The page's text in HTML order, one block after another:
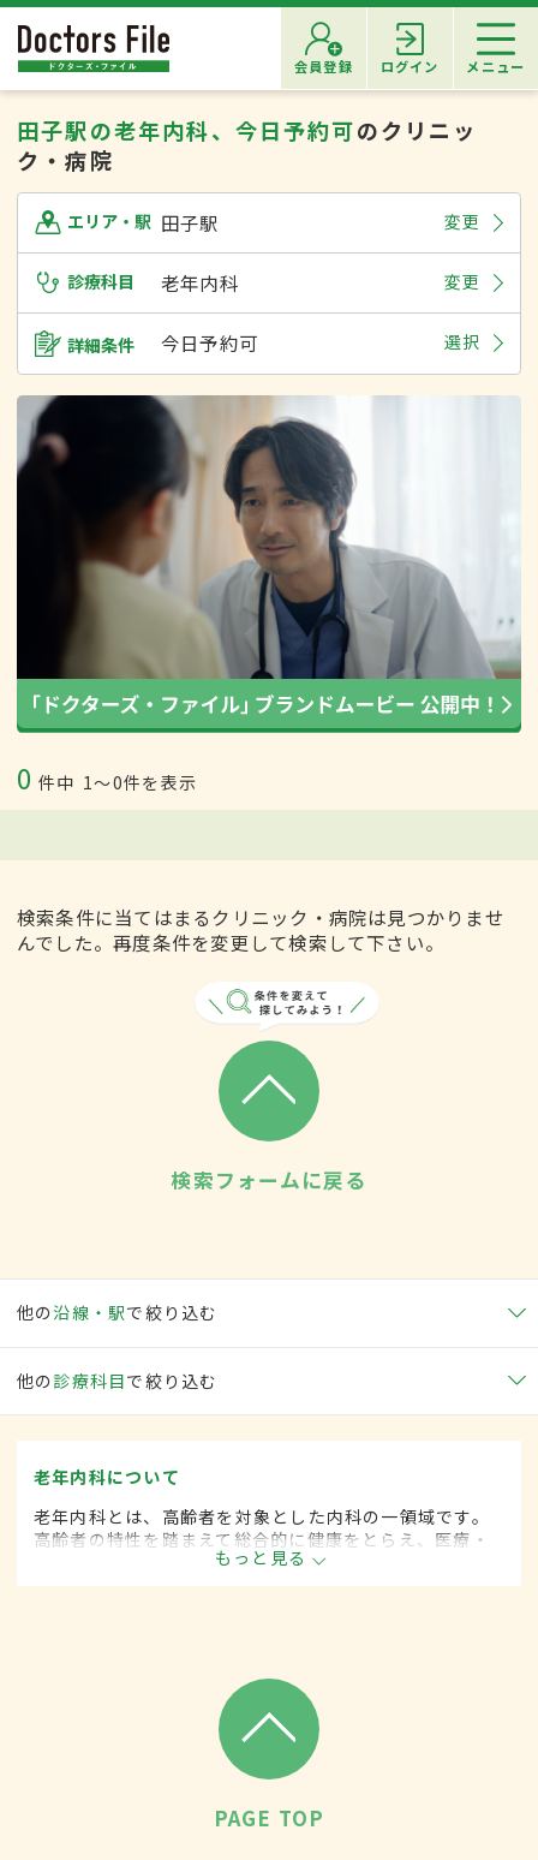
会員登録 ログイン メニュー
田子駅の老年内科、今日予約可のクリニッ
ク・病院
エリア・駅 田子駅 変更
診療科目 老年内科 変更
詳細条件 今日予約可 選択
0 件中 1〜0件を表示
検索条件に当てはまるクリニック・病院は見つかりませ
んでした。再度条件を変更して検索して下さい。
検索フォームに戻る
他の沿線・駅で絞り込む
他の 診療科目で絞り込む
老年内科について
老年内科とは、高齢者を対象とした内科の一領域です。
高齢者の特性を踏まえて総合的に健康をとらえ、医療・
保健・福祉を統合した対応を行います。
もっと見る
PAGE TOP